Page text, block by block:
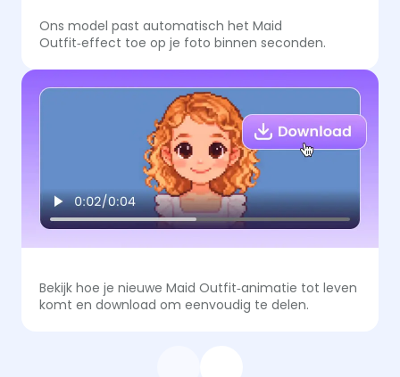
Ons model past automatisch het Maid
Outfit‑effect toe op je foto binnen seconden.
Bekijk hoe je nieuwe Maid Outfit‑animatie tot leven
komt en download om eenvoudig te delen.